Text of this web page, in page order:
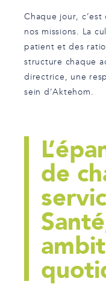
Chaque jour,
nos missions. La
patient et des
structure chaque
directrice, une
sein d’Aktehom.
de